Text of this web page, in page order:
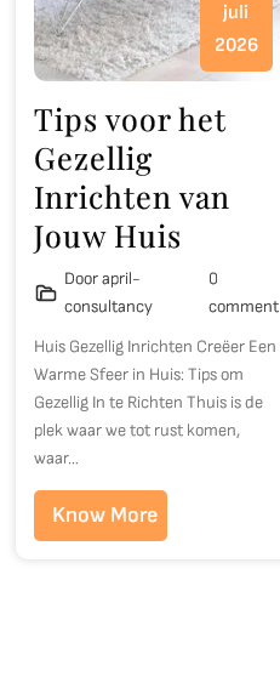
juli
2026
Tips voor het
Gezellig
Inrichten van
Jouw Huis
Door april-
consultancy
0
comment
Huis Gezellig Inrichten Creëer Een
Warme Sfeer in Huis: Tips om
Gezellig In te Richten Thuis is de
plek waar we tot rust komen,
waar…
Know More